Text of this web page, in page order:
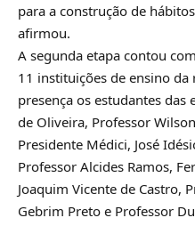
para a construção de
afirmou.
A segunda etapa contou
11 instituições de ensino
presença os estudantes das
de Oliveira, Professor
Presidente Médici, José
Professor Alcides Ramos,
Joaquim Vicente de Castro,
Gebrim Preto e Professor